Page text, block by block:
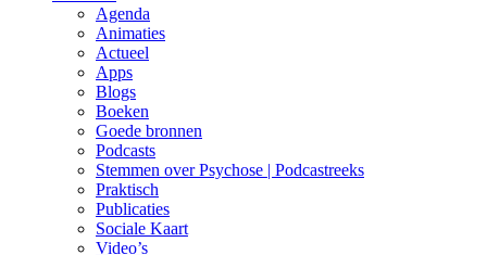
Agenda
Animaties
Actueel
Apps
Blogs
Boeken
Goede bronnen
Podcasts
Stemmen over Psychose | Podcastreeks
Praktisch
Publicaties
Sociale Kaart
Video’s